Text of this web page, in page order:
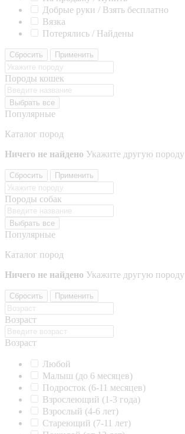
Добрые руки / Взять бесплатно
Вязка
Потерялись / Найдены
Сбросить Применить
Породы кошек
Выбрать все
Популярные
Каталог пород
Ничего не найдено Укажите другую породу
Сбросить Применить
Породы собак
Выбрать все
Популярные
Каталог пород
Ничего не найдено Укажите другую породу
Сбросить Применить
Возраст
Возраст
Любой
Малыш (до 6 месяцев)
Подросток (6-11 месяцев)
Взрослеющий (1-3 года)
Взрослый (4-6 лет)
Стареющий (7-11 лет)